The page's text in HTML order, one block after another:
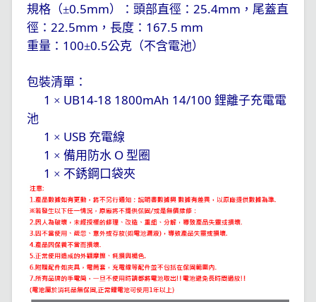
規格（±0.5mm）：頭部直徑：25.4mm ，尾蓋直
徑：22.5mm ，長度： 167.5 mm
重量： 100±0.5公克（不含電池）
包裝清單：
1 × UB14-18 1800mAh 14/100鋰離子充電電
池
1 × USB 充電線
1 × 備用防水 O 型圈
1 × 不銹鋼口袋夾